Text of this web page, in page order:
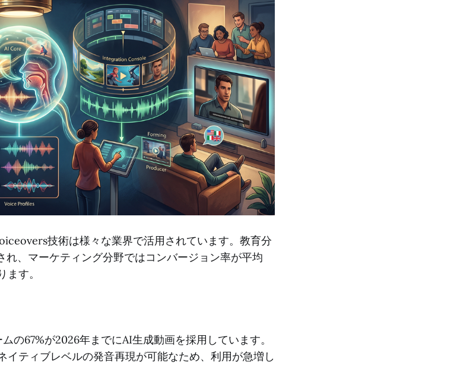
技術は様々な業界で活用されています。教育分
れ、マーケティング分野ではコンバージョン率が平均
す。
の67%が2026年までにAI生成動画を採用しています。
イティブレベルの発音再現が可能なため、利用が急増し